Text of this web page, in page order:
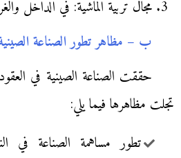
مجال تربية الماشية: في الداخل
ب – مظاهر تطور الصناعة
حققت الصناعة الصينية في
تجلت مظاهرها فيما يلي:
تطور مساهمة الصناعة في